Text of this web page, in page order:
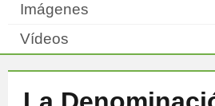
Imágenes
Vídeos